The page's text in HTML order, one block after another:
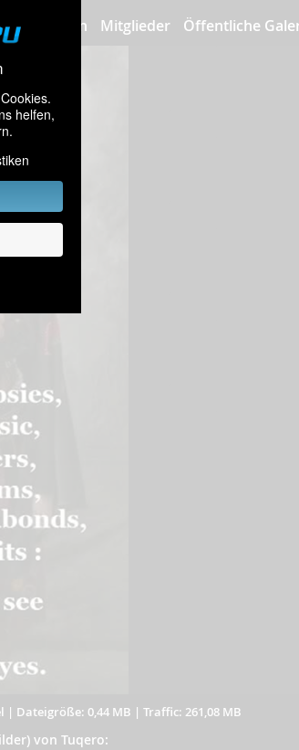
helfen,
hochladen Mitglieder Öffentliche
| Dateigröße: 0,44 MB | Traffic: 261,08 MB
von Tuqero: